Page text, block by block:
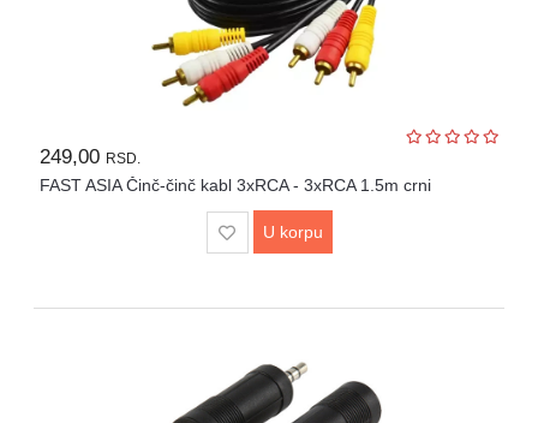
249,00 RSD.
FAST ASIA Činč-činč kabl 3xRCA - 3xRCA 1.5m crni
U korpu